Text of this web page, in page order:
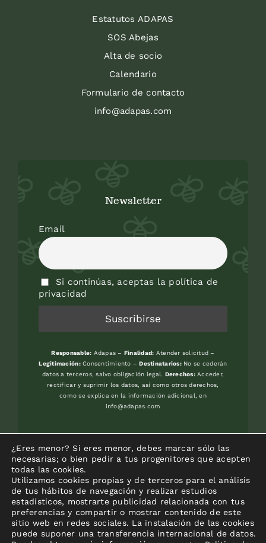
Estatutos ADAPAS
SOS Abejas
Alta de socio
Calendario
Formulario de contacto
info@adapas.com
Newsletter
Email
Si continúas, aceptas la política de
privacidad
Responsable: Adapas – Finalidad: Atender solicitud –
Legitimación:Consentimiento –Destinatarios:No se cederán
datos a terceros, salvo obligación legal. Derechos:Acceder,
rectificar y suprimir los datos, así como otros derechos,
como se explica en la información adicional, en
info@adapas.com
-GIJON (Asturias) – Frente Universidad
¿Eres menor? Si eres menor, debes marcar sólo las
necesarias; o bien pedir a tus progenitores que acepten
todas las cookies.
Utilizamos cookies propias y de terceros para el análisis
de tus hábitos de navegación y realizar estudios
estadísticos, mostrarte publicidad relacionada con tus
preferencias y compartir o mostrar contenido de este
sitio web en redes sociales. La instalación de las cookies
puede suponer una transferencia internacional de datos.